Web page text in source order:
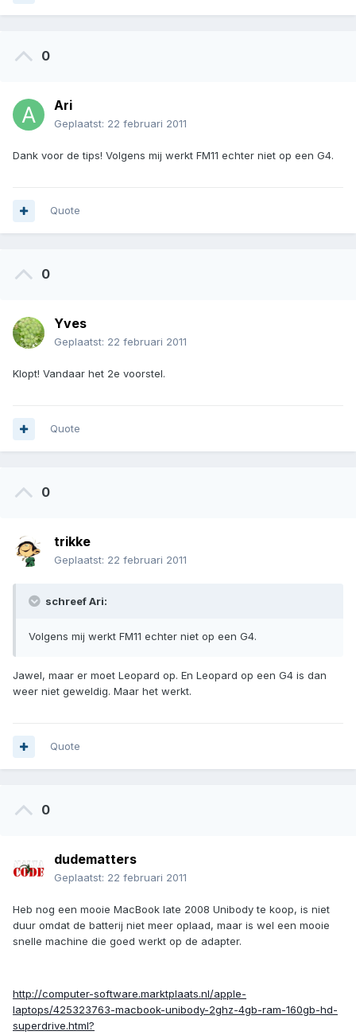
0
Ari
Geplaatst: 22 februari 2011
Dank voor de tips! Volgens mij werkt FM11 echter niet op een G4.
Quote
0
Yves
Geplaatst: 22 februari 2011
Klopt! Vandaar het 2e voorstel.
Quote
0
trikke
Geplaatst: 22 februari 2011
schreef Ari:
Volgens mij werkt FM11 echter niet op een G4.
Jawel, maar er moet Leopard op. En Leopard op een G4 is dan
weer niet geweldig. Maar het werkt.
Quote
0
dudematters
Geplaatst: 22 februari 2011
Heb nog een mooie MacBook late 2008 Unibody te koop, is niet
duur omdat de batterij niet meer oplaad, maar is wel een mooie
snelle machine die goed werkt op de adapter.
http://computer-software.marktplaats.nl/apple-
laptops/425323763-macbook-unibody-2ghz-4gb-ram-160gb-hd-
superdrive.html?